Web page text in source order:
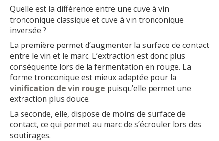
Quelle est la différence entre une cuve à vin
tronconique classique et cuve à vin tronconique
inversée ?
La première permet d’augmenter la surface de contact
entre le vin et le marc. L’extraction est donc plus
conséquente lors de la fermentation en rouge. La
forme tronconique est mieux adaptée pour la
vinification de vin rouge puisqu’elle permet une
extraction plus douce.
La seconde, elle, dispose de moins de surface de
contact, ce qui permet au marc de s’écrouler lors des
soutirages.